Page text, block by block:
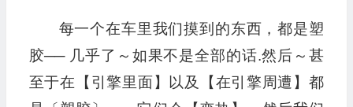
每一个在车里我们摸到的东西，都是塑
胶── 几乎了～如果不是全部的话.然后～甚
至于在【引擎里面】以及【在引擎周遭】都